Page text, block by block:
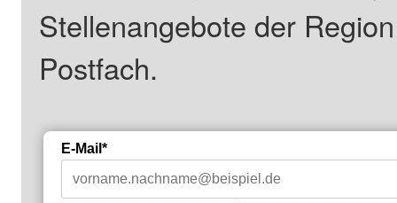
Stellenangebote der
Postfach.
E-Mail*